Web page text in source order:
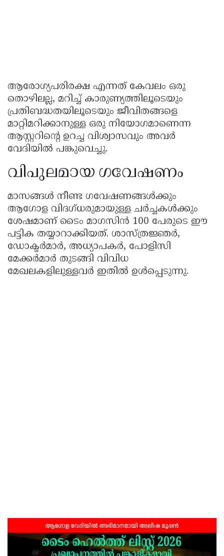
ആരോഗ്യപരിരക്ഷ എന്നത് കേവലം ഒരു
തൊഴിലല്ല, മറിച്ച് കാരുണ്യത്തിലൂടെയും
പ്രതിബദ്ധതയിലൂടെയും ജീവിതങ്ങളെ
മാറ്റിമറിക്കാനുള്ള ഒരു നിയോഗമാണെന്ന
ആസ്റ്ററിന്റെ ഉറച്ച വിശ്വാസവും അവർ
വേദിയിൽ പങ്കുവെച്ചു.
വിപുലമായ ഗവേഷണം
മാസങ്ങൾ നീണ്ട ഗവേഷണങ്ങൾക്കും
ആഗോള വിദഗ്ധരുമായുള്ള ചർച്ചകൾക്കും
ശേഷമാണ് ടൈം മാഗസിൻ 100 പേരുടെ ഈ
പട്ടിക തയ്യാറാക്കിയത്. ശാസ്ത്രജ്ഞർ,
ഡോക്ടർമാർ, അധ്യാപകർ, പോളിസി
മേക്കർമാർ തുടങ്ങി വിവിധ
മേഖലകളിലുള്ളവർ ഇതിൽ ഉൾപ്പെടുന്നു.